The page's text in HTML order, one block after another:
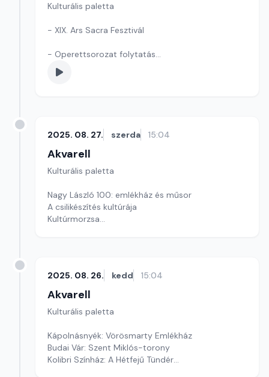
Kulturális paletta
- XIX. Ars Sacra Fesztivál
- Operettsorozat folytatás
- Közlekedési Múzeum kiállítása
2025. 08. 27. szerda 15:04
Akvarell
Kulturális paletta
Nagy László 100: emlékház és műsor
A csilikészítés kultúrája
Kultúrmorzsa
2025. 08. 26. kedd 15:04
Akvarell
Kulturális paletta
Kápolnásnyék: Vörösmarty Emlékház
Budai Vár: Szent Miklós-torony
Kolibri Színház: A Hétfejű Tündér